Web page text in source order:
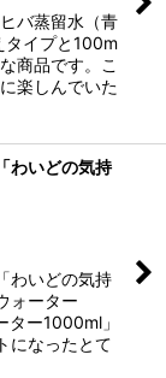
バ蒸留水（青
タイプと100m
商品です。こ
楽しんでいた
わいどの気持
わいどの気持
ォーター
ー1000ml」
になったとて